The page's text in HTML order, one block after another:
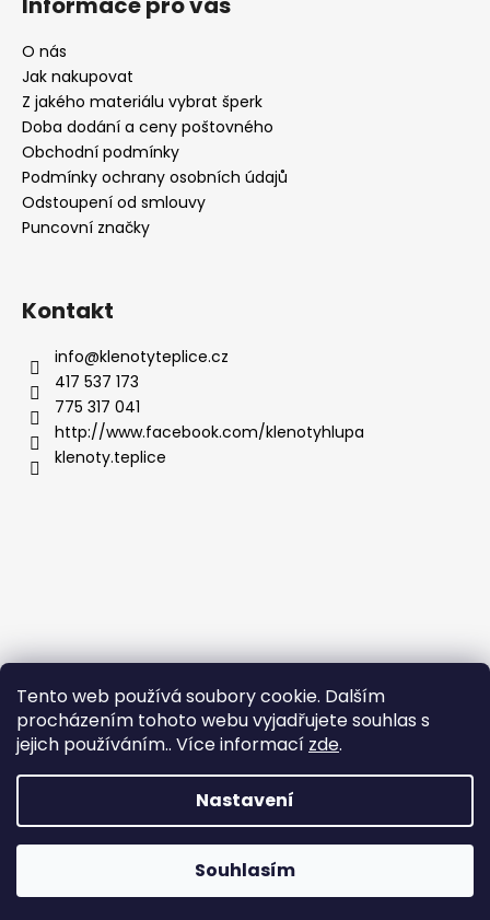
Tento web používá soubory cookie. Dalším
procházením tohoto webu vyjadřujete souhlas s
jejich používáním.. Více informací zde.
Nastavení
Souhlasím
O nás
Jak nakupovat
Z jakého materiálu vybrat šperk
Doba dodání a ceny poštovného
Obchodní podmínky
Podmínky ochrany osobních údajů
Odstoupení od smlouvy
Puncovní značky
Kontakt
info@klenotyteplice.cz
417 537 173
775 317 041
http://www.facebook.com/klenotyhlupa
klenoty.teplice
Copyright 2026Klenoty Teplice. Všechna práva
vyhrazena.